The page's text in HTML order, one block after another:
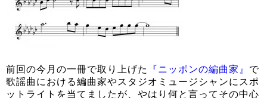
前回の今月の一冊で取り上げた 『ニッポンの編曲家』 で
歌謡曲における編曲家やスタジオミュージシャンにスポ
ットライトを当てましたが、やはり何と言ってその中心